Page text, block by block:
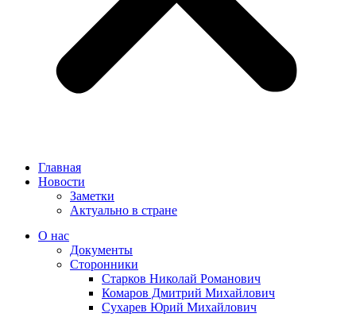
Главная
Новости
Заметки
Актуально в стране
О нас
Документы
Сторонники
Старков Николай Романович
Комаров Дмитрий Михайлович
Сухарев Юрий Михайлович